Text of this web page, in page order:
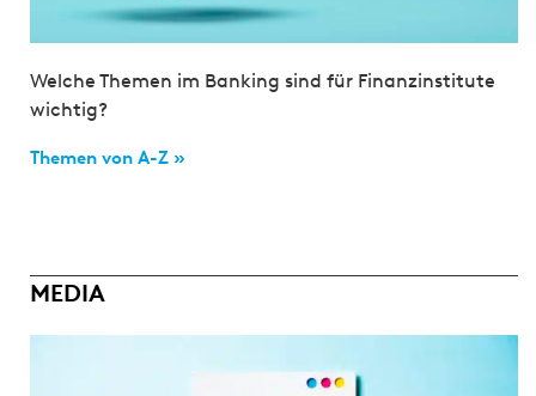
Welche Themen im Banking sind für Finanzinstitute
wichtig?
Themen von A-Z »
MEDIA